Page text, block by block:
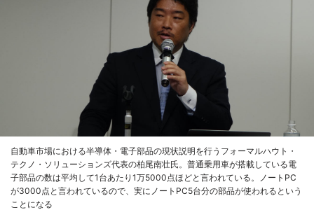
自動車市場における半導体・電子部品の現状説明を行うフォーマルハウト・
テクノ・ソリューションズ代表の柏尾南壮氏。普通乗用車が搭載している電
子部品の数は平均して1台あたり1万5000点ほどと言われている。ノートPC
が3000点と言われているので、実にノートPC5台分の部品が使われるという
ことになる